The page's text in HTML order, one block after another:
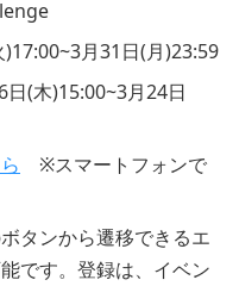
月31日(月)23:59
(木)15:00~3月24日
※スマートフォンで
タンから遷移できるエ
です。登録は、イベン